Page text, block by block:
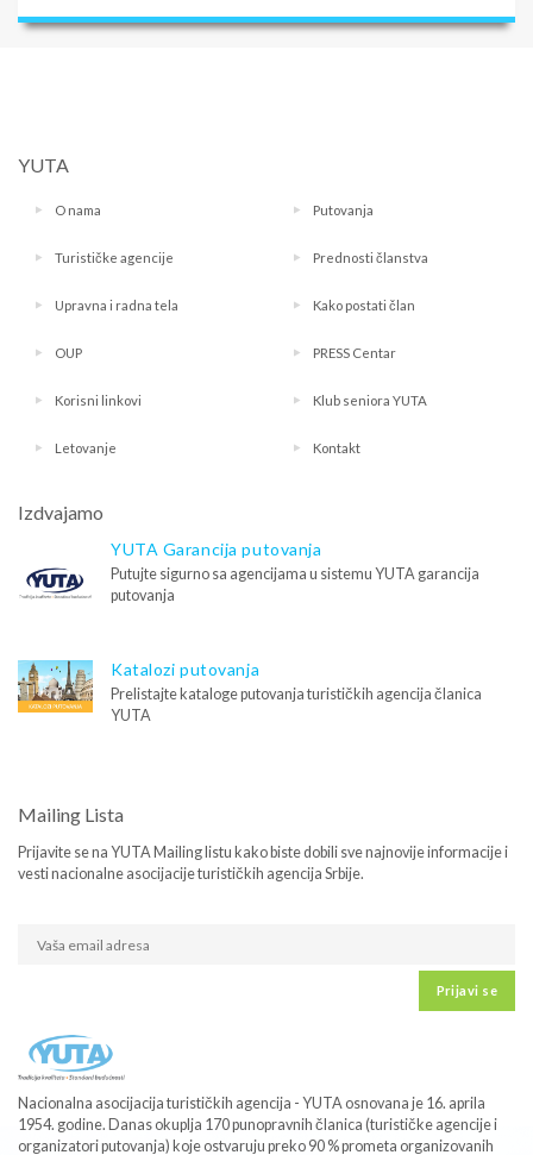
YUTA
O nama Putovanja
Turističke agencije Prednosti članstva
Upravna i radna tela Kako postati član
OUP PRESS Centar
Korisni linkovi Klub seniora YUTA
Letovanje Kontakt
Izdvajamo
YUTA Garancija putovanja
Putujte sigurno sa agencijama u sistemu YUTA garancija
putovanja
Katalozi putovanja
Prelistajte kataloge putovanja turističkih agencija članica
YUTA
Mailing Lista
Prijavite se na YUTA Mailing listu kako biste dobili sve najnovije informacije i
vesti nacionalne asocijacije turističkih agencija Srbije.
Prijavi se
Nacionalna asocijacija turističkih agencija - YUTA osnovana je 16. aprila
1954. godine. Danas okuplja 170 punopravnih članica (turističke agencije i
organizatori putovanja) koje ostvaruju preko 90 % prometa organizovanih